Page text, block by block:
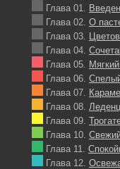
Глава 01.
Глава 02. О
Глава 03.
Глава 04.
Глава 05.
Глава 06.
Глава 07.
Глава 08.
Глава 09.
Глава 10.
Глава 11.
Глава 12.